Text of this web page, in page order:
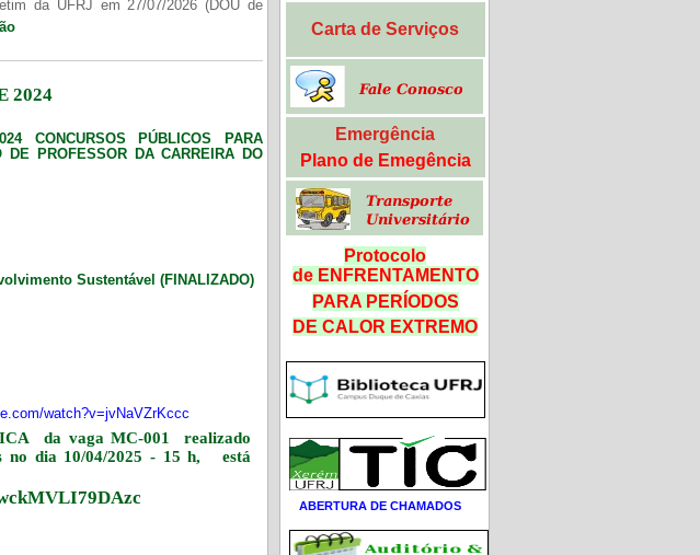
da UFRJ em 27/07/2026 (DOU de
2024
CONCURSOS PÚBLICOS PARA
DE PROFESSOR DA CARREIRA DO
Sustentável (FINALIZADO)
watch?v=jvNaVZrKccc
da vaga MC-001 realizado
no dia 10/04/2025 - 15 h, está
Carta de Serviços
Emergência
Plano de Emegência
Protocolo
de ENFRENTAMENTO
PARA PERÍODOS
DE CALOR EXTREMO
ABERTURA DE CHAMADOS